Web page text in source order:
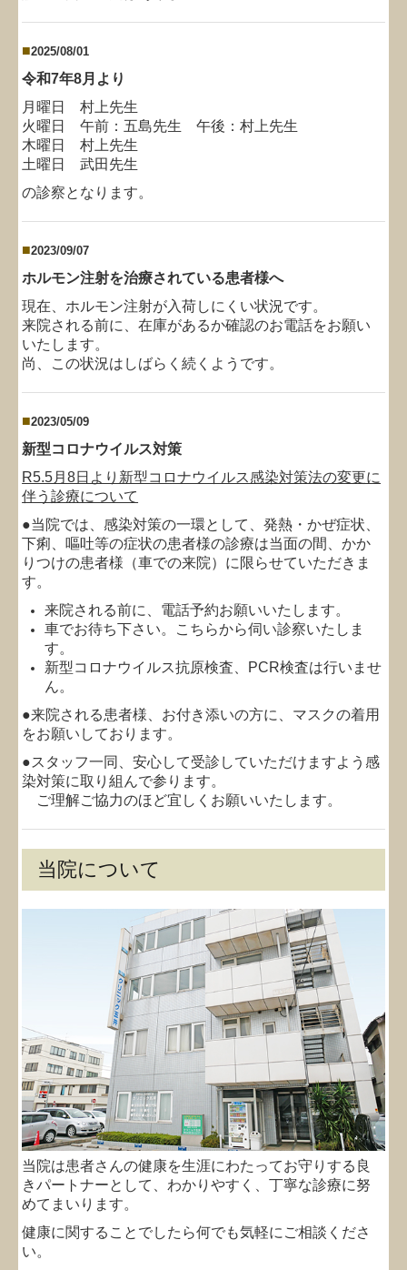
■2025/08/01
令和7年8月より
月曜日 村上先生
火曜日 午前：五島先生 午後 ：村上先生
木曜日 村上先生
土曜日 武田先生
の診察となります。
■2023/09/07
ホルモン注射を治療されている患者様へ
現在、ホルモン注射が入荷しにくい状況です。
来院される前に、在庫があるか確認のお電話をお願い
いたします。
尚、この状況はしばらく続くようです。
■2023/05/09
新型コロナウイルス対策
R5.5月8日より新型コロナウイルス感染対策法の変更に
伴う診療について
●当院では、感染対策の一環として、発熱・かぜ症状、
下痢、嘔吐等の症状の患者様の診療は当面の間、かか
りつけの患者様（車での来院）に限らせていただきま
す。
来院される前に、電話予約お願いいたします。
車でお待ち下さい。こちらから伺い診察いたしま
す。
新型コロナウイルス抗原検査、PCR検査は行いませ
ん。
●来院される患者様、お付き添いの方に、マスクの着用
をお願いしております。
●スタッフ一同、安心して受診していただけますよう感
染対策に取り組んで参ります。
ご理解ご協力のほど宜しくお願いいたします。
当院について
当院は患者さんの健康を生涯にわたってお守りする良
きパートナーとして、わかりやすく、丁寧な診療に努
めてまいります。
健康に関することでしたら何でも気軽にご相談くださ
い。